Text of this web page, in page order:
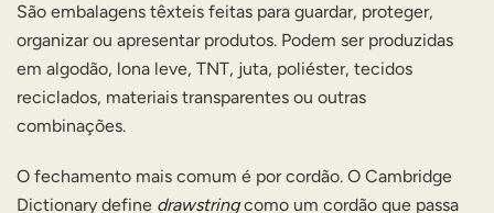
São embalagens têxteis feitas para guardar, proteger,
organizar ou apresentar produtos. Podem ser produzidas
em algodão, lona leve, TNT, juta, poliéster, tecidos
reciclados, materiais transparentes ou outras
combinações.
O fechamento mais comum é por cordão. O Cambridge
Dictionary define drawstringcomo um cordão que passa